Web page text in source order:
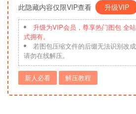
此隐藏内容仅限VIP查看 升级VIP
升级为VIP会员，尊享热门图包 全
式拥有。
若图包压缩文件的后缀无法识别改成
请勿在线解压。
新人必看 解压教程